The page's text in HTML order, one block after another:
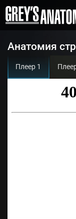
Анатомия
Плеер 1